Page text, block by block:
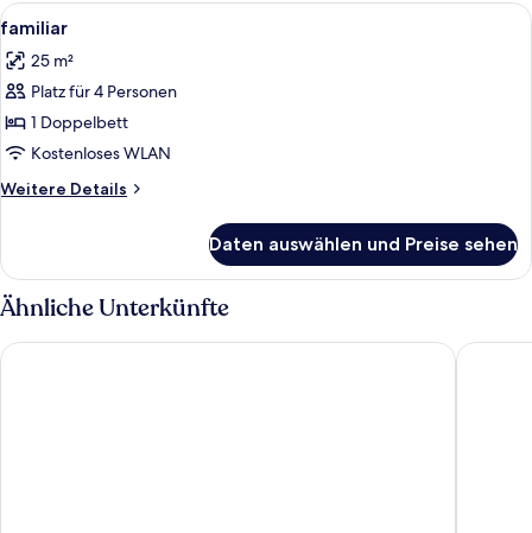
Alle
Fotos
für
familiar
anzeigen
Schreibtisch, schallisolierte Zimmer,
10
familiar
25 m²
Platz für 4 Personen
1 Doppelbett
Kostenloses WLAN
Weitere Details
Weitere
Daten auswählen und Preise sehen
Ähnliche Unterkünfte
Hotel Raymipampa Santa